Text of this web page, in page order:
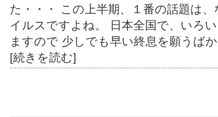
た・・・ この上半期、１番の話題は
イルスですよね。 日本全国で、いろ
ますので 少しでも早い終息を願うば
[続きを読む]